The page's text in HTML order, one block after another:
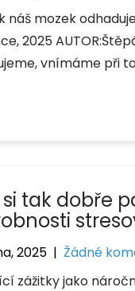
náš mozek
2025
vnímáme při
si tak dobře
2025 |Žádné
zážitky jako